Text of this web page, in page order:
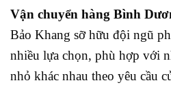
Vận chuyển hàng Bình
Bảo Khang sỡ hữu đội ngũ
nhiều lựa chọn, phù hợp với
nhỏ khác nhau theo yêu cầu